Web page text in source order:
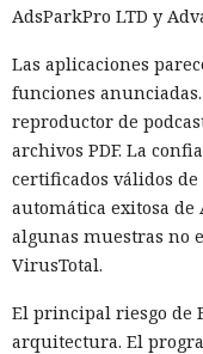
AdsParkPro LTD y
Las aplicaciones
funciones
reproductor de
archivos PDF. La
certificados válidos
automática exitosa
algunas muestras no
VirusTotal.
El principal riesgo de
arquitectura. El